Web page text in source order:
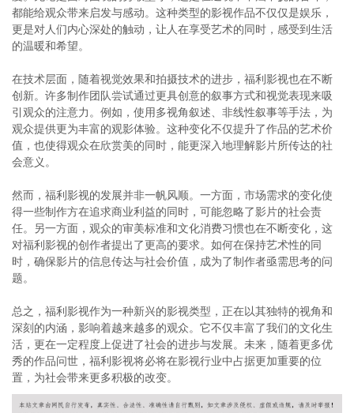
都能给观众带来启发与感动。这种类型的影视作品不仅仅是娱乐，
更是对人们内心深处的触动，让人在享受艺术的同时，感受到生活
的温暖和希望。
在技术层面，随着视觉效果和拍摄技术的进步，福利影视也在不断
创新。许多制作团队尝试通过更具创意的叙事方式和视觉表现来吸
引观众的注意力。例如，使用多视角叙述、非线性叙事等手法，为
观众提供更为丰富的观影体验。这种变化不仅提升了作品的艺术价
值，也使得观众在欣赏美的同时，能更深入地理解影片所传达的社
会意义。
然而，福利影视的发展并非一帆风顺。一方面，市场需求的变化使
得一些制作方在追求商业利益的同时，可能忽略了影片的社会责
任。另一方面，观众的审美标准和文化消费习惯也在不断变化，这
对福利影视的创作者提出了更高的要求。如何在保持艺术性的同
时，确保影片的信息传达与社会价值，成为了制作者亟需思考的问
题。
总之，福利影视作为一种新兴的影视类型，正在以其独特的视角和
深刻的内涵，影响着越来越多的观众。它不仅丰富了我们的文化生
活，更在一定程度上促进了社会的进步与发展。未来，随着更多优
秀的作品问世，福利影视将必将在影视行业中占据更加重要的位
置，为社会带来更多积极的改变。